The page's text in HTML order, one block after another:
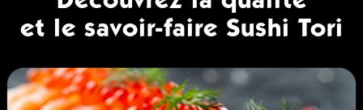
et le savoir-faire Sushi Tori